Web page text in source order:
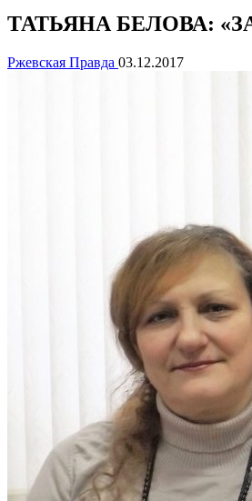
ТАТЬЯНА БЕЛОВА:
Ржевская Правда 03.12.2017